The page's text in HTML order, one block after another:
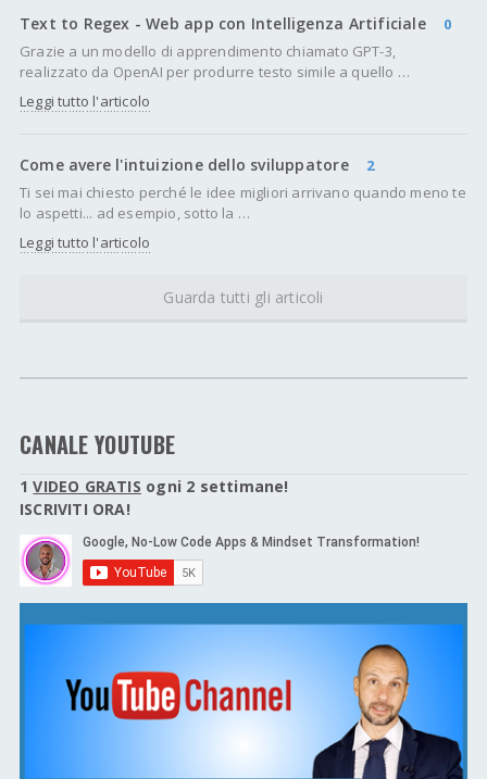
Text to Regex - Web app con Intelligenza Artificiale
0
Grazie a un modello di apprendimento chiamato GPT-3,
realizzato da OpenAI per produrre testo simile a quello …
Leggi tutto l'articolo
Come avere l'intuizione dello sviluppatore
2
Ti sei mai chiesto perché le idee migliori arrivano quando meno te
lo aspetti... ad esempio, sotto la …
Leggi tutto l'articolo
Guarda tutti gli articoli
CANALE YOUTUBE
1VIDEO GRATIS ogni 2 settimane!
ISCRIVITI ORA!